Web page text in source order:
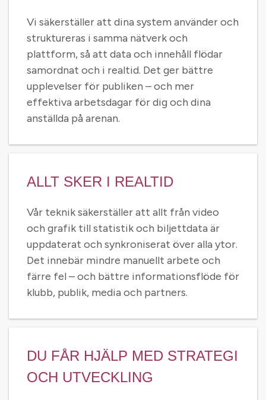
Vi säkerställer att dina system använder och
struktureras i samma nätverk och
plattform, så att data och innehåll flödar
samordnat och i realtid. Det ger bättre
upplevelser för publiken – och mer
effektiva arbetsdagar för dig och dina
anställda på arenan.
ALLT SKER I REALTID
Vår teknik säkerställer att allt från video
och grafik till statistik och biljettdata är
uppdaterat och synkroniserat över alla ytor.
Det innebär mindre manuellt arbete och
färre fel – och bättre informationsflöde för
klubb, publik, media och partners.
DU FÅR HJÄLP MED STRATEGI
OCH UTVECKLING